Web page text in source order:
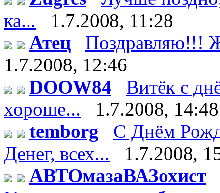
ка...
1.7.2008, 11:28
Атец
Поздравляю!!!
1.7.2008, 12:46
DOOW84
Витёк с
хороше...
1.7.2008, 14:48
temborg
С Днём
Денег, всех...
1.7.2008,
АВТОмазаВАЗохист